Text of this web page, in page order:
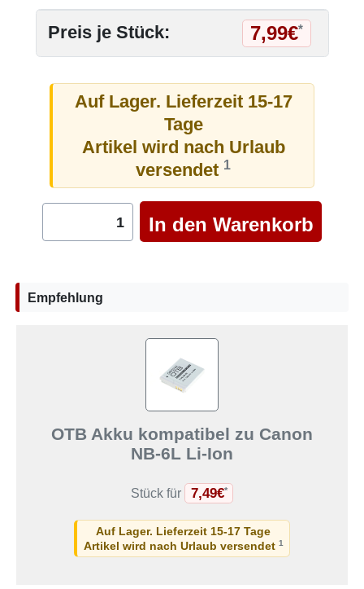
Preis je Stück: 7,99€*
Auf Lager. Lieferzeit 15-17
Tage
Artikel wird nach Urlaub
versendet 1
Empfehlung
OTB Akku kompatibel zu Canon
NB-6L Li-Ion
Stück für 7,49€*
Auf Lager. Lieferzeit 15-17 Tage
Artikel wird nach Urlaub versendet 1